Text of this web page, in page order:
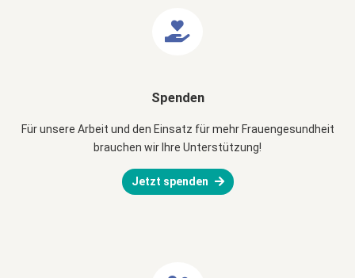
Spenden
Für unsere Arbeit und den Einsatz für mehr Frauengesundheit
brauchen wir Ihre Unterstützung!
Jetzt spenden